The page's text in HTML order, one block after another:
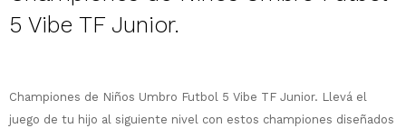
5 Vibe TF Junior.
Championes de Niños Umbro Futbol 5 Vibe TF Junior. Llevá el
juego de tu hijo al siguiente nivel con estos championes diseñados
Comprá en 3 cuotas sin recargo o hasta
en 12 cuotas * ¡Solo con tu cédula!